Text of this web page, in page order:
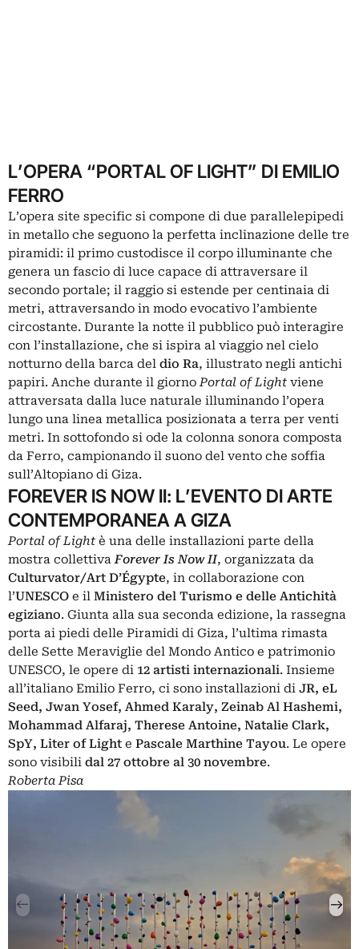
L’OPERA “PORTAL OF LIGHT” DI EMILIO
FERRO
L’opera site specific si compone di due parallelepipedi
in metallo che seguono la perfetta inclinazione delle tre
piramidi: il primo custodisce il corpo illuminante che
genera un fascio di luce capace di attraversare il
secondo portale; il raggio si estende per centinaia di
metri, attraversando in modo evocativo l’ambiente
circostante. Durante la notte il pubblico può interagire
con l’installazione, che si ispira al viaggio nel cielo
notturno della barca del dio Ra, illustrato negli antichi
papiri. Anche durante il giornoPortal of Light viene
attraversata dalla luce naturale illuminando l’opera
lungo una linea metallica posizionata a terra per venti
metri. In sottofondo si ode la colonna sonora composta
da Ferro, campionando il suono del vento che soffia
sull’Altopiano di Giza.
FOREVER IS NOW II: L’EVENTO DI ARTE
CONTEMPORANEA A GIZA
Portal of Light è una delle installazioni parte della
mostra collettivaForever Is Now II, organizzata da
Culturvator/Art D’Égypte, in collaborazione con
l’UNESCO e il Ministero del Turismo e delle Antichità
egiziano. Giunta alla sua seconda edizione, la rassegna
porta ai piedi delle Piramidi di Giza, l’ultima rimasta
delle Sette Meraviglie del Mondo Antico e patrimonio
UNESCO, le opere di 12 artisti internazionali. Insieme
all’italiano Emilio Ferro, ci sono installazioni di JR, eL
Seed, Jwan Yosef, Ahmed Karaly, Zeinab Al Hashemi,
Mohammad Alfaraj, Therese Antoine, Natalie Clark,
SpY, Liter of Light e Pascale Marthine Tayou. Le opere
sono visibili dal 27 ottobre al 30 novembre.
Roberta Pisa